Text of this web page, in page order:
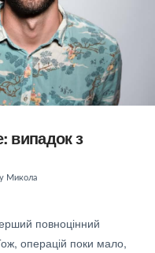
випадок з
Микола
повноцінний
операцій поки мало,